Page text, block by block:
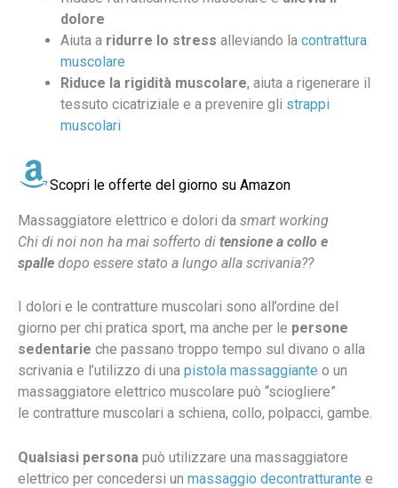
dolore
Aiuta a ridurre lo stress alleviando la contrattura
muscolare
Riduce la rigidità muscolare, aiuta a rigenerare il
tessuto cicatriziale e a prevenire gli strappi
muscolari
Scopri le offerte del giorno su Amazon
Massaggiatore elettrico e dolori da smart working
Chi di noi non ha mai sofferto di tensione a collo e
spalle dopo essere stato a lungo alla scrivania??
I dolori e le contratture muscolari sono all’ordine del
giorno per chi pratica sport, ma anche per le persone
sedentarie che passano troppo tempo sul divano o alla
scrivania e l’utilizzo di una pistola massaggiante o un
massaggiatore elettrico muscolare può “sciogliere”
le contratture muscolari a schiena, collo, polpacci, gambe.
Qualsiasi persona può utilizzare una massaggiatore
elettrico per concedersi un massaggio decontratturante e